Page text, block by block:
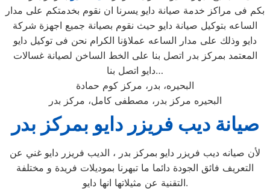
بكم فى مراكز خدمة صيانة دايو يسرنا ان نقوم بخدمتكم على مدار
الساعه بتوكيل صيانة دايو حيث نقوم بصيانة جميع اجهزة شركة
دايو وذلك على مدار الساعه عملاؤنا الكرام نحن فى توكيل دايو
المعتمد بمركز بدر اتصل بنا على الخط الساخن لصيانة غسالات
دايو اتصل بنا…
البحيره، بدر، مركز كوم حمادة
البحيره مركز بدر، مصطفى كامل، مركز بدر
صيانة ديب فريزر دايو بمركز بدر
لأن صيانه ديب فريزر دايو بمركز بدر ، الديب فريزر دايو غني عن
التعريف فائق الجودة دائما ما تبهرنا بموديلات فريدة و مختلفة
التقنية عن مثيلاتها انها دايو.